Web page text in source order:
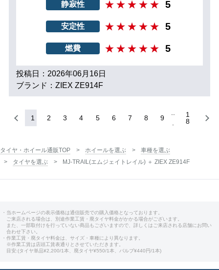
静寂性 5
安定性 5
燃費 5
投稿日：2026年06月16日
ブランド：ZIEX ZE914F
1 2 3 4 5 6 7 8 9
1
8
タイヤ・ホイール通販TOP ホイールを選ぶ
車種を選ぶ
タイヤを選ぶ
MJ-TRAIL(エムジェイトレイル) ＋ ZIEX ZE914F
・当ホームページの表示価格は通信販売での購入価格となっております。
ご来店される場合は、別途作業工賃・廃タイヤ料金がかかる場合がございます。
また、一部取付けを行っていない商品もございますので、詳しくはご来店される店舗にお問い
合わせ下さい。
・作業工賃・廃タイヤ料金は、サイズ・車種により異なります。
※作業工賃は店頭工賃表通りとさせていただきます。
目安:(タイヤ単品¥2,200/1本、廃タイヤ¥550/1本、バルブ¥440円/1本)